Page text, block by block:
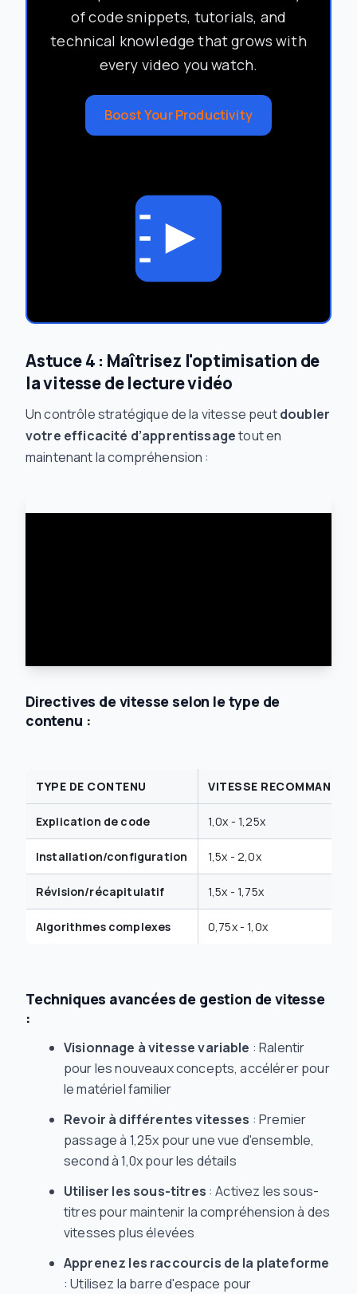
of code snippets, tutorials, and
technical knowledge that grows with
every video you watch.
Boost Your Productivity
Astuce 4 : Maîtrisez l'optimisation de
la vitesse de lecture vidéo
Un contrôle stratégique de la vitesse peutdoubler
votre efficacité d’apprentissagetout en
maintenant la compréhension :
Directives de vitesse selon le type de
contenu :
TYPE DE CONTENU VITESSE RECOMMANDÉE
Explication de code 1,0x - 1,25x
Installation/configuration 1,5x - 2,0x
Révision/récapitulatif 1,5x - 1,75x
Algorithmes complexes 0,75x - 1,0x
Techniques avancées de gestion de vitesse
:
Visionnage à vitesse variable : Ralentir
pour les nouveaux concepts, accélérer pour
le matériel familier
Revoir à différentes vitesses : Premier
passage à 1,25x pour une vue d'ensemble,
second à 1,0x pour les détails
Utiliser les sous-titres : Activez les sous-
titres pour maintenir la compréhension à des
vitesses plus élevées
Apprenez les raccourcis de la plateforme
: Utilisez la barre d'espace pour